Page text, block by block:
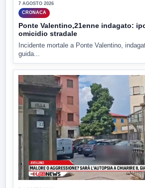
7 AGOSTO 2026
CRONACA
Ponte Valentino,21enne indagato:
omicidio stradale
Incidente mortale a Ponte Valentino,
guida...